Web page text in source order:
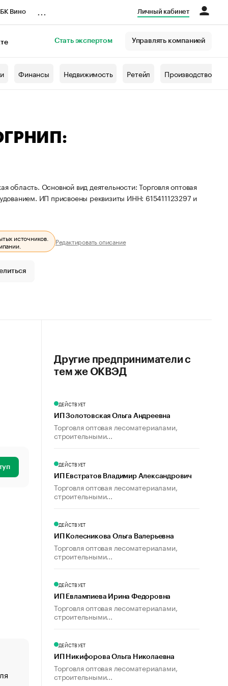
Вино Личный кабинет
Стать экспертом Управлять компанией
Финансы Недвижимость Ретейл Производство
область. Основной вид деятельности: Торговля оптовая
ИП присвоены реквизиты ИНН: 615411123297 и
источников.
Редактировать описание
«От спорта тело стареет иначе». Как живет глава
Другие предприниматели с
тем же ОКВЭД
ДЕЙСТВУЕТ
ИП Золотовская Ольга Андреевна
Торговля оптовая лесоматериалами,
строительными...
ДЕЙСТВУЕТ
ИП Евстратов Владимир Александрович
Торговля оптовая лесоматериалами,
строительными...
ДЕЙСТВУЕТ
ИП Колесникова Ольга Валерьевна
Торговля оптовая лесоматериалами,
строительными...
ДЕЙСТВУЕТ
ИП Евлампиева Ирина Федоровна
Торговля оптовая лесоматериалами,
строительными...
ДЕЙСТВУЕТ
ИП Никифорова Ольга Николаевна
Торговля оптовая лесоматериалами,
строительными...